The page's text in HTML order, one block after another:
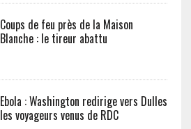
Coups de feu près de la Maison
Blanche : le tireur abattu
Ebola : Washington redirige vers Dulles
les voyageurs venus de RDC